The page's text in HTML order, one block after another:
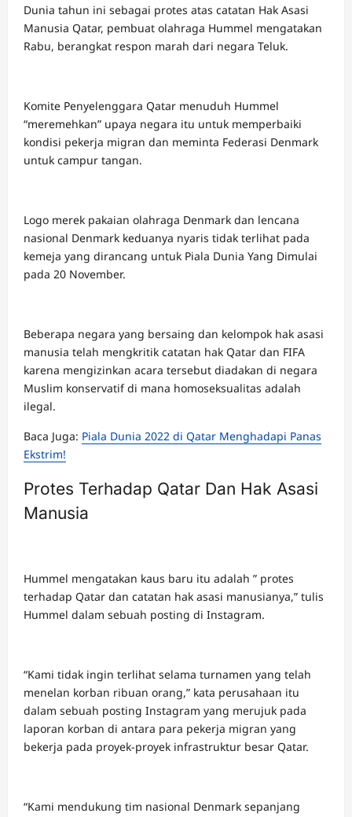
Dunia tahun ini sebagai protes atas catatan Hak Asasi
Manusia Qatar, pembuat olahraga Hummel mengatakan
Rabu, berangkat respon marah dari negara Teluk.
Komite Penyelenggara Qatar menuduh Hummel
“meremehkan” upaya negara itu untuk memperbaiki
kondisi pekerja migran dan meminta Federasi Denmark
untuk campur tangan.
Logo merek pakaian olahraga Denmark dan lencana
nasional Denmark keduanya nyaris tidak terlihat pada
kemeja yang dirancang untuk Piala Dunia Yang Dimulai
pada 20 November.
Beberapa negara yang bersaing dan kelompok hak asasi
manusia telah mengkritik catatan hak Qatar dan FIFA
karena mengizinkan acara tersebut diadakan di negara
Muslim konservatif di mana homoseksualitas adalah
ilegal.
Baca Juga: Piala Dunia 2022 di Qatar Menghadapi Panas
Ekstrim!
Protes Terhadap Qatar Dan Hak Asasi
Manusia
Hummel mengatakan kaus baru itu adalah ” protes
terhadap Qatar dan catatan hak asasi manusianya,” tulis
Hummel dalam sebuah posting di Instagram.
“Kami tidak ingin terlihat selama turnamen yang telah
menelan korban ribuan orang,” kata perusahaan itu
dalam sebuah posting Instagram yang merujuk pada
laporan korban di antara para pekerja migran yang
bekerja pada proyek-proyek infrastruktur besar Qatar.
“Kami mendukung tim nasional Denmark sepanjang